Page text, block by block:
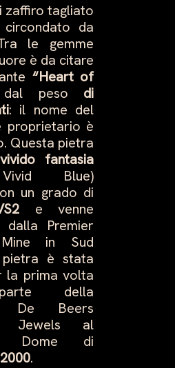
zaffiro tagliato
da
le gemme
è da citare
“Heart of
dal peso di
: il nome del
proprietario è
Questa pietra
vivido fantasia
Blue)
un grado di
e venne
dalla Premier
Mine in Sud
è stata
la prima volta
della
De Beers
Jewels al
Dome di
.